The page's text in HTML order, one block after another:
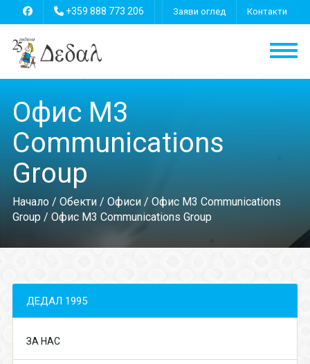
+359 888 773 206 Заяви оглед Контакти
Офис M3
Communications
Group
Начало/ Обекти/ Офиси/ Офис M3 Communications
Group / Офис M3 Communications Group
ДЕДАЛ 1995
ЗА НАС